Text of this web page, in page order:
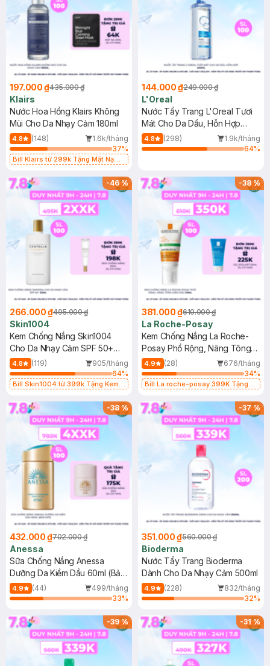
197.000 ₫435.000 ₫
Klairs
Nước Hoa Hồng Klairs Không
Mùi Cho Da Nhạy Cảm 180ml
4.8 (148)
1.6k/tháng
37%
Bill Klairs từ 299k Tặng Mặt Nạ
25ml (SL Có Hạn)
144.000 ₫249.000 ₫
L'Oreal
Nước Tẩy Trang L'Oreal Tươi
Mát Cho Da Dầu, Hỗn Hợp
400ml
4.8 (298)
1.9k/tháng
64%
-46%
266.000 ₫495.000 ₫
Skin1004
Kem Chống Nắng Skin1004
Cho Da Nhạy Cảm SPF 50+
50ml
4.8 (119)
905/tháng
64%
Bill Skin1004 từ 399k Tặng Kem
SPF 50+ 20ml (SL Có Hạn)
-38%
381.000 ₫610.000 ₫
La Roche-Posay
Kem Chống Nắng La Roche-
Posay Phổ Rộng, Nâng Tông
Kiềm Dầu 50ml
4.9 (28)
676/tháng
34%
Bill La roche-posay 399K Tặng
(SL có hạn)
-38%
432.000 ₫702.000 ₫
Anessa
Sữa Chống Nắng Anessa
Dưỡng Da Kiềm Dầu 60ml (Bản
Mới)
4.9 (44)
499/tháng
33%
-37%
351.000 ₫560.000 ₫
Bioderma
Nước Tẩy Trang Bioderma
Dành Cho Da Nhạy Cảm 500ml
4.9 (228)
832/tháng
32%
-39% -31%